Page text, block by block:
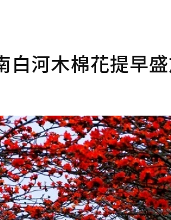
白河木棉花提早